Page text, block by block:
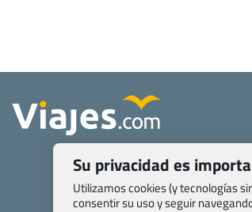
Su privacidad es
Utilizamos cookies (y tecnologías
consentir su uso y seguir